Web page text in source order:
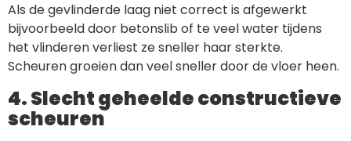
Als de gevlinderde laag niet correct is afgewerkt
bijvoorbeeld door betonslib of te veel water tijdens
het vlinderen verliest ze sneller haar sterkte.
Scheuren groeien dan veel sneller door de vloer heen.
4. Slecht geheelde constructieve
scheuren